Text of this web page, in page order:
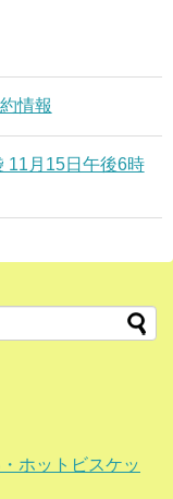
情報
11月15日午後6時
ホットビスケッ